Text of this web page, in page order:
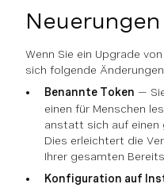
Wenn Sie ein Upgrade
sich folgende
Benannte Token —
einen für Menschen
anstatt sich auf einen
Dies erleichtert die
Ihrer gesamten
Konfiguration auf